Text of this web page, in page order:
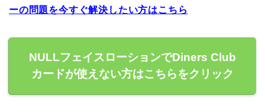
ーの問題を今すぐ解決したい方はこちら
NULLフェイスローションでDiners Club
カードが使えない方はこちらをクリック